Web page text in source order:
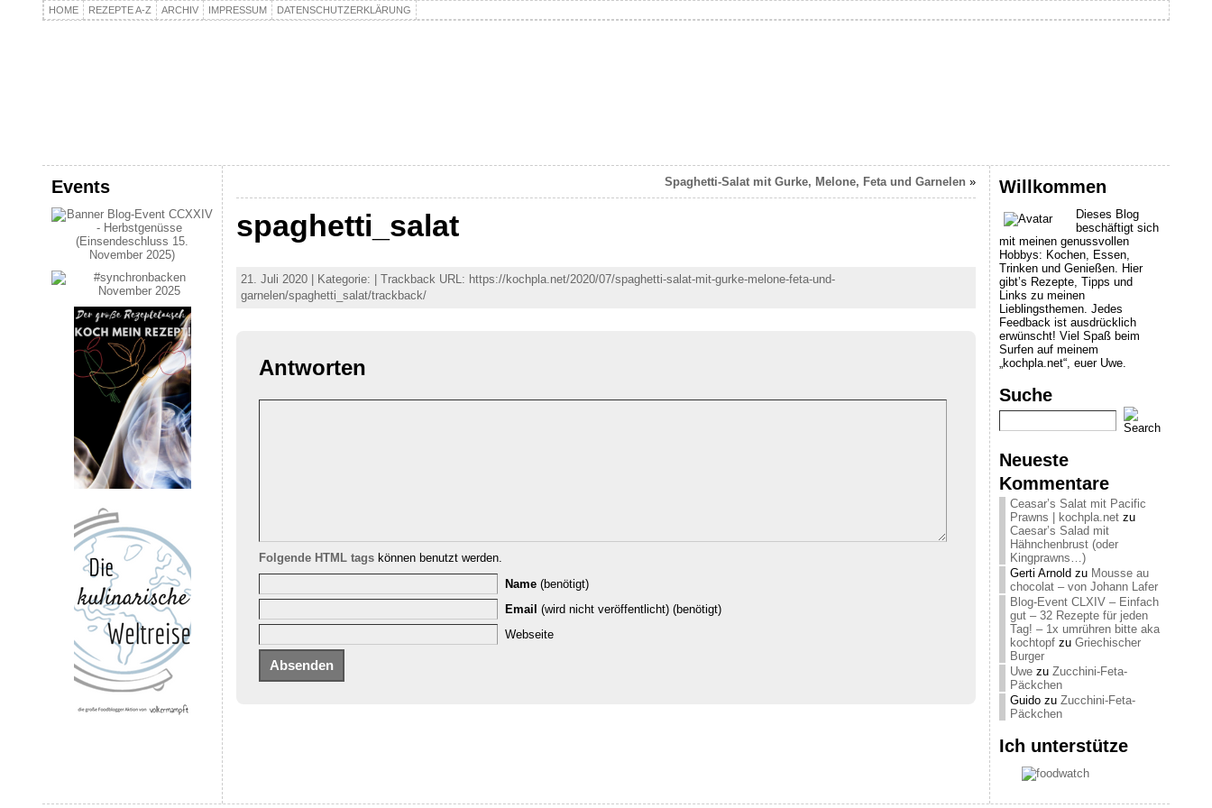
HOME REZEPTE A-Z ARCHIV IMPRESSUM DATENSCHUTZERKLÄRUNG
Events Spaghetti-Salat mit Gurke, Melone, Feta und Garnelen »
spaghetti_salat
21. Juli 2020 | Kategorie: | Trackback URL: https://kochpla.net/2020/07/spaghetti-salat-mit-gurke-melone-feta-und-
garnelen/spaghetti_salat/trackback/
Antworten
Folgende HTML tags können benutzt werden.
Name (benötigt)
Email (wird nicht veröffentlicht) (benötigt)
Webseite
Willkommen
Dieses Blog
beschäftigt sich
mit meinen genussvollen
Hobbys: Kochen, Essen,
Trinken und Genießen. Hier
gibt’s Rezepte, Tipps und
Links zu meinen
Lieblingsthemen. Jedes
Feedback ist ausdrücklich
erwünscht! Viel Spaß beim
Surfen auf meinem
„kochpla.net“, euer Uwe.
Suche
Neueste
Kommentare
Ceasar’s Salat mit Pacific
Prawns | kochpla.net zu
Caesar’s Salad mit
Hähnchenbrust (oder
Kingprawns…)
Gerti Arnold zu Mousse au
chocolat – von Johann Lafer
Blog-Event CLXIV – Einfach
gut – 32 Rezepte für jeden
Tag! – 1x umrühren bitte aka
kochtopf zu Griechischer
Burger
Uwe zu Zucchini-Feta-
Päckchen
Guido zu Zucchini-Feta-
Päckchen
Ich unterstütze